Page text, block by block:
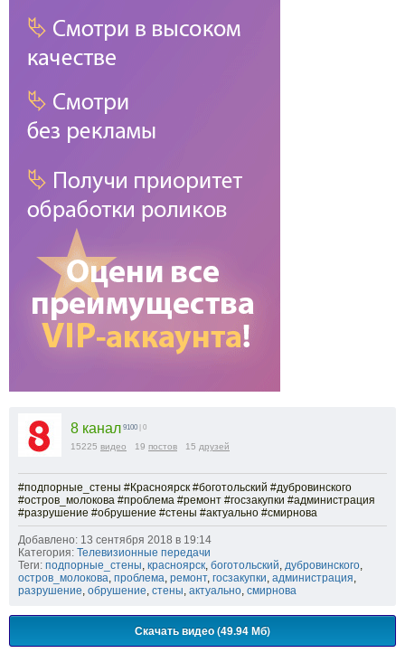
8 канал 9100 | 0
15225 видео 19 постов 15 друзей
#подпорные_стены #Красноярск #боготольский #дубровинского
#остров_молокова #проблема #ремонт #госзакупки #администрация
#разрушение #обрушение #стены #актуально #смирнова
Добавлено: 13 сентября 2018 в 19:14
Категория: Телевизионные передачи
Теги: подпорные_стены, красноярск, боготольский, дубровинского,
остров_молокова, проблема, ремонт, госзакупки, администрация,
разрушение, обрушение, стены, актуально, смирнова
Скачать видео (49.94 Мб)